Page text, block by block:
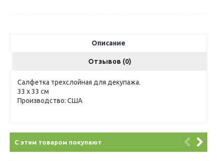
Описание
Отзывов (0)
Салфетка трехслойная для декупажа.
33 х 33 см
Производство: США
С этим товаром покупают